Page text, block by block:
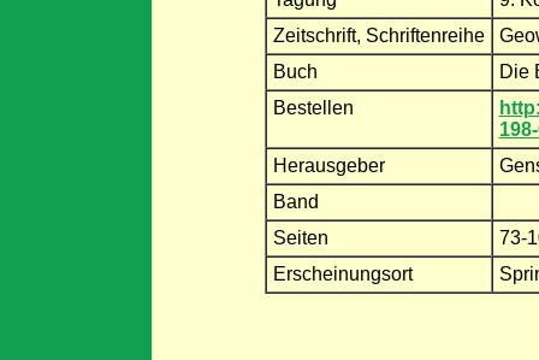
Zeitschrift, Schriftenreihe
Buch
Die
Bestellen
Herausgeber
Band
Seiten
73-
Erscheinungsort